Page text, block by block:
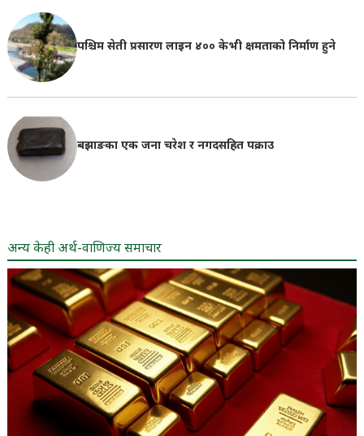
पश्चिम सेती प्रसारण लाइन ४०० केभी क्षमताको निर्माण हुने
बझाङका एक जना चरेश र नगदसहित पक्राउ
अन्य केही अर्थ-वाणिज्य समाचार